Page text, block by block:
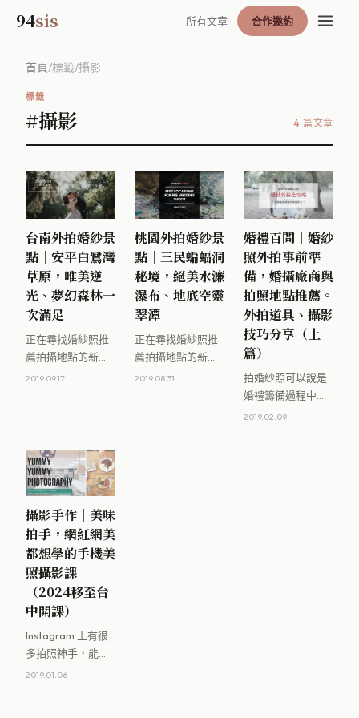
94sis 所有文章 合作邀約
首頁/標籤/攝影
標籤
#攝影 4 篇文章
台南外拍婚紗景
點｜安平白鷺灣
草原，唯美逆
光、夢幻森林一
次滿足
正在尋找婚紗照推
薦拍攝地點的新人
們，一開始肯定跟
2019.09.17
桃園外拍婚紗景
點｜三民蝙蝠洞
秘境，絕美水濂
瀑布、地底空靈
翠潭
正在尋找婚紗照推
薦拍攝地點的新人
們，一開始肯定跟
2019.08.31
婚禮百問｜婚紗
照外拍事前準
備，婚攝廠商與
拍照地點推薦。
外拍道具、攝影
技巧分享（上
篇）
拍婚紗照可以說是
婚禮籌備過程中，
每位新娘最期待的
2019.02.09
攝影手作｜美味
拍手，網紅網美
都想學的手機美
照攝影課
（2024移至台
中開課）
Instagram 上有很
多拍照神手，能善
用光影構圖、擺飾
2019.01.06